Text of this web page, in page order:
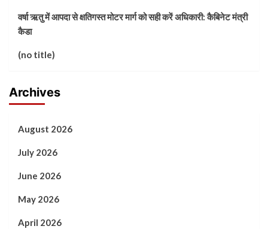
वर्षा ऋतु में आपदा से क्षतिगस्त मोटर मार्ग को सही करें अधिकारी: कैबिनेट मंत्री
कैडा
(no title)
Archives
August 2026
July 2026
June 2026
May 2026
April 2026